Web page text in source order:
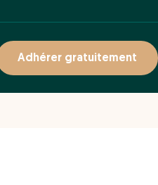
Adhérer gratuitement